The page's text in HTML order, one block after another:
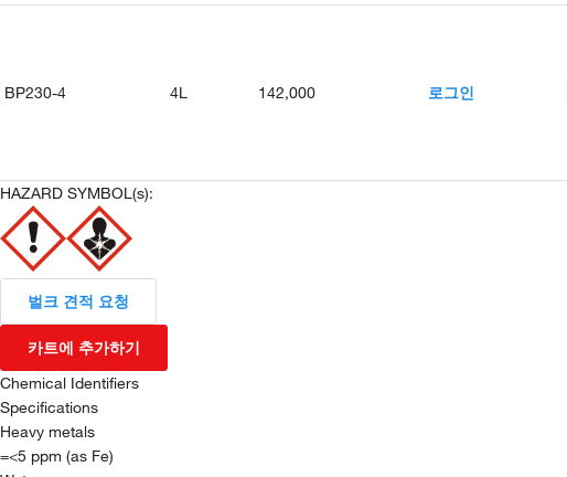
BP230-4 4L 142,000 로그인
HAZARD SYMBOL(s):
벌크 견적 요청
카트에 추가하기
Chemical Identifiers
Specifications
Heavy metals
=<5 ppm (as Fe)